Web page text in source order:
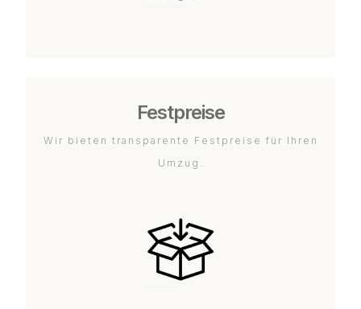
Festpreise
Wir bieten transparente Festpreise für Ihren
Umzug.